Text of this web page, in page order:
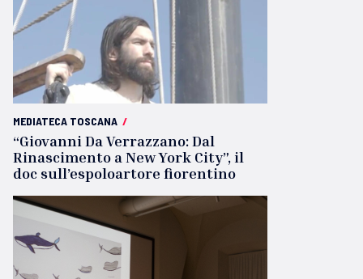
MEDIATECA TOSCANA /
“Giovanni Da Verrazzano: Dal
Rinascimento a New York City”, il
doc sull’espoloartore fiorentino